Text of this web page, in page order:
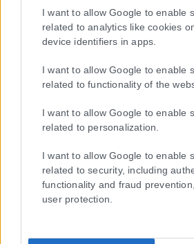
I want to allow Google to enable
related to analytics like cookies
device identifiers in apps.
I want to allow Google to enable
related to functionality of the
I want to allow Google to enable
related to personalization.
I want to allow Google to enable
related to security, including
functionality and fraud
user protection.
ΤΑ ΠΡΩΤΟΣΕΛΙΔΑ ΣΗΜΕΡΑ